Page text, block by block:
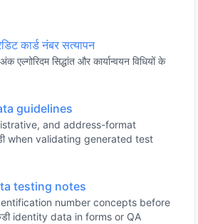
कार्ड नंबर सत्यापन
एल्गोरिदम सिद्धांत और कार्यान्वयन विधियों के
guidelines
and address-format
when validating generated test
testing notes
number concepts before
identity data in forms or QA